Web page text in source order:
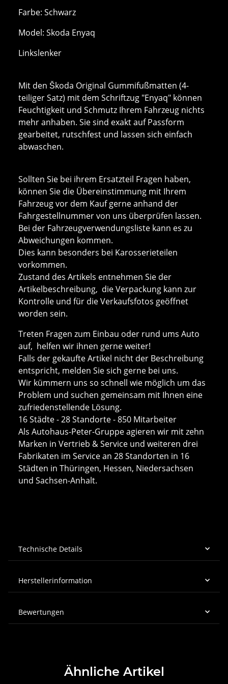
Farbe: Schwarz
Model: Skoda Enyaq
Linkslenker
Mit den Škoda Original Gummifußmatten (4-
teiliger Satz) mit dem Schriftzug "Enyaq" können
Feuchtigkeit und Schmutz Ihrem Fahrzeug nichts
mehr anhaben. Sie sind exakt auf Passform
gearbeitet, rutschfest und lassen sich einfach
abwaschen.
Sollten Sie bei ihrem Ersatzteil Fragen haben,
können Sie die Übereinstimmung mit Ihrem
Fahrzeug vor dem Kauf gerne anhand der
Fahrgestellnummer von uns überprüfen lassen.
Bei der Fahrzeugverwendungsliste kann es zu
Abweichungen kommen.
Dies kann besonders bei Karosserieteilen
vorkommen.
Zustand des Artikels entnehmen Sie der
Artikelbeschreibung, die Verpackung kann zur
Kontrolle und für die Verkaufsfotos geöffnet
worden sein.
Treten Fragen zum Einbau oder rund ums Auto
auf, helfen wir ihnen gerne weiter!
Falls der gekaufte Artikel nicht der Beschreibung
entspricht, melden Sie sich gerne bei uns.
Wir kümmern uns so schnell wie möglich um das
Problem und suchen gemeinsam mit Ihnen eine
zufriedenstellende Lösung.
16 Städte - 28 Standorte - 850 Mitarbeiter
Als Autohaus-Peter-Gruppe agieren wir mit zehn
Marken in Vertrieb & Service und weiteren drei
Fabrikaten im Service an 28 Standorten in 16
Städten in Thüringen, Hessen, Niedersachsen
und Sachsen-Anhalt.
Technische Details
Herstellerinformation
Bewertungen
Ähnliche Artikel